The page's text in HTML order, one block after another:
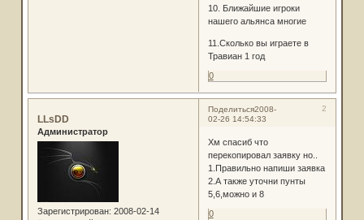
10. Ближайшие игроки
нашего альянса многие
11.Сколько вы играете в
Травиан 1 год
0
Поделиться 2
2008-
02-26 14:54:33
LLsDD
Администратор
Зарегистрирован: 2008-02-14
Хм спасиб что
перекопировал заявку но..
1.Правильно напиши заявка
2.А также уточни пунты
5,6,можно и 8
0